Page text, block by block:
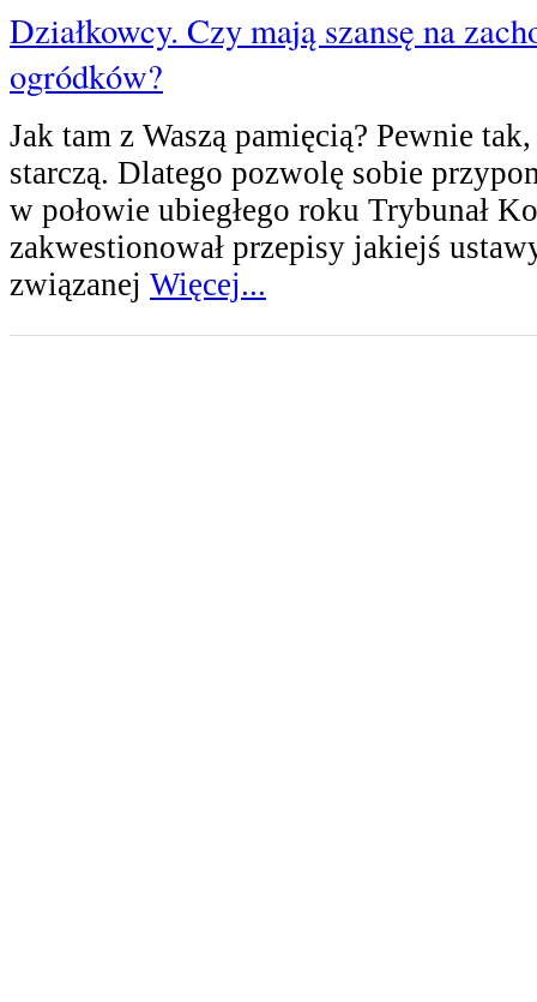
Działkowcy. Czy mają szansę na
ogródków?
Jak tam z Waszą pamięcią? Pewnie
starczą. Dlatego pozwolę sobie
w połowie ubiegłego roku Trybunał
zakwestionował przepisy jakiejś
związanej Więcej...